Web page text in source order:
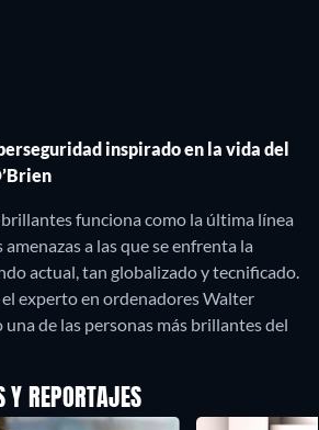
inspirado en la vida del
funciona como la última línea
a las que se enfrenta la
actual, tan globalizado y tecnificado.
experto en ordenadores Walter
una de las personas más brillantes del
Y REPORTAJES